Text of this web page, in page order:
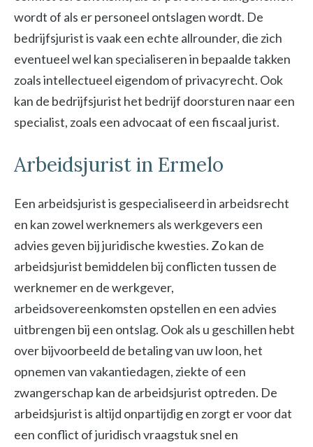
wordt of als er personeel ontslagen wordt. De
bedrijfsjurist is vaak een echte allrounder, die zich
eventueel wel kan specialiseren in bepaalde takken
zoals intellectueel eigendom of privacyrecht. Ook
kan de bedrijfsjurist het bedrijf doorsturen naar een
specialist, zoals een advocaat of een fiscaal jurist.
Arbeidsjurist in Ermelo
Een arbeidsjurist is gespecialiseerd in arbeidsrecht
en kan zowel werknemers als werkgevers een
advies geven bij juridische kwesties. Zo kan de
arbeidsjurist bemiddelen bij conflicten tussen de
werknemer en de werkgever,
arbeidsovereenkomsten opstellen en een advies
uitbrengen bij een ontslag. Ook als u geschillen hebt
over bijvoorbeeld de betaling van uw loon, het
opnemen van vakantiedagen, ziekte of een
zwangerschap kan de arbeidsjurist optreden. De
arbeidsjurist is altijd onpartijdig en zorgt er voor dat
een conflict of juridisch vraagstuk snel en